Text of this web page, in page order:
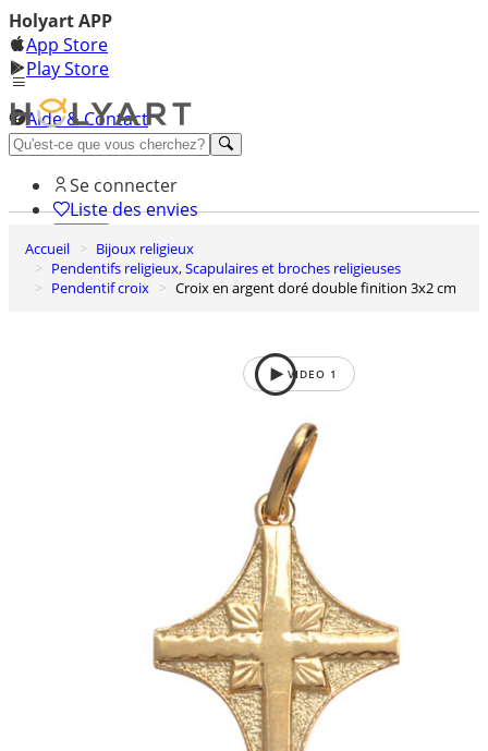
Holyart APP
App Store
Play Store
Aide & Contact
Découvrez Premium
Se connecter
Liste des envies
0
Panier
Accueil
Bijoux religieux
Pendentifs religieux, Scapulaires et broches religieuses
Pendentif croix
Croix en argent doré double finition 3x2 cm
VIDEO 1